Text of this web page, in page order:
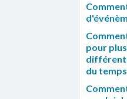
pour
du temps